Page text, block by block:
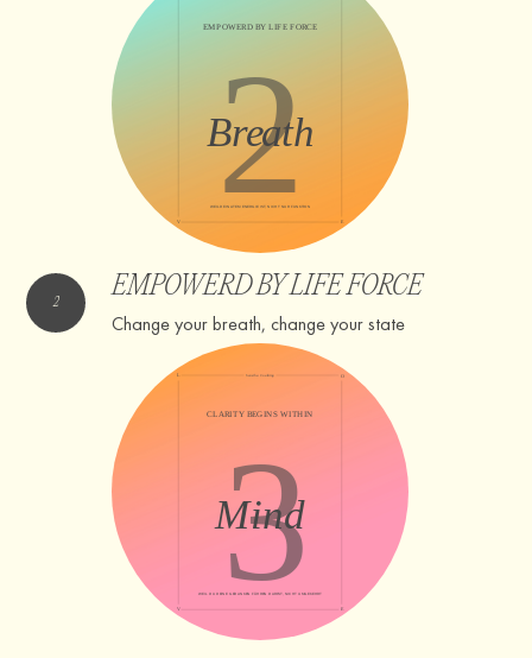
EMPOWERD BY LIFE FORCE
Change your breath, change your state